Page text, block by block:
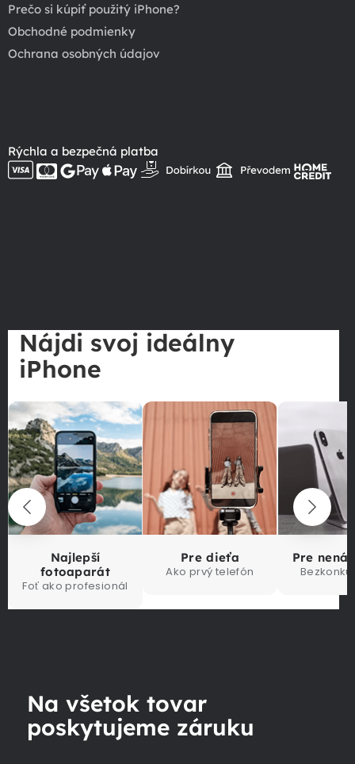
Prečo si kúpiť použitý iPhone?
Obchodné podmienky
Ochrana osobných údajov
Rýchla a bezpečná platba
Nájdi svoj ideálny
iPhone
Najlepší
fotoaparát
Foť ako profesionál
Pre dieťa
Ako prvý telefón
Pre
Na všetok tovar
poskytujeme záruku